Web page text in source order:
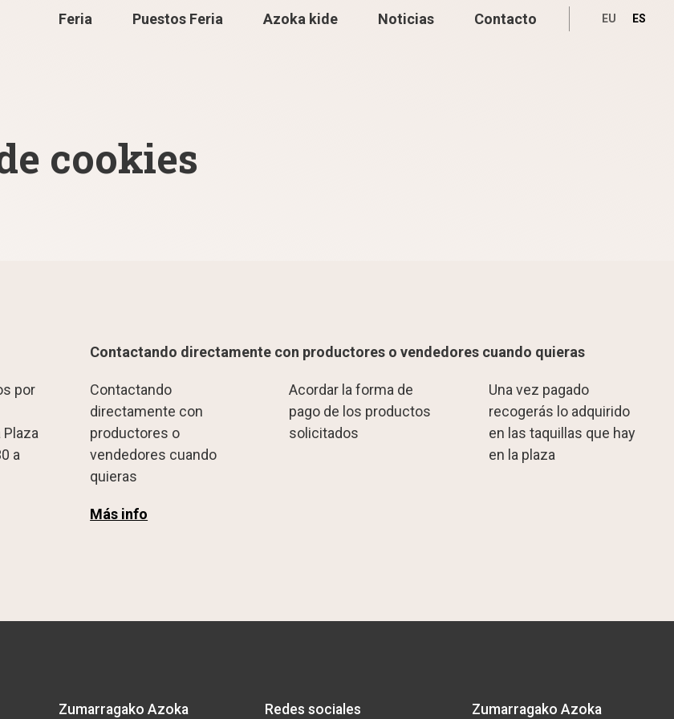
Feria Puestos Feria Azoka kide Noticias Contacto EU ES
cookies
por
a
Contactando directamente con productores o vendedores cuando quieras
Contactando
directamente con
productores o
vendedores cuando
quieras
Acordar la forma de
pago de los productos
solicitados
Una vez pagado
recogerás lo adquirido
en las taquillas que hay
en la plaza
Más info
Zumarragako Azoka Redes sociales Zumarragako Azoka